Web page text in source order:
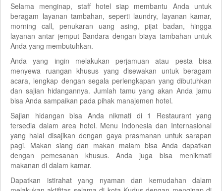
Selama menginap, staff hotel siap membantu Anda untuk
beragam layanan tambahan, seperti laundry, layanan kamar,
morning call, penukaran uang asing, pijat badan, hingga
layanan antar jemput Bandara dengan biaya tambahan untuk
Anda yang membutuhkan.
Anda yang ingin melakukan perjamuan atau pesta bisa
menyewa ruangan khusus yang disewakan untuk beragam
acara, lengkap dengan segala perlengkapan yang dibutuhkan
dan sajian hidangannya. Jumlah tamu yang akan Anda jamu
bisa Anda sampaikan pada pihak manajemen hotel.
Sajian hidangan bisa Anda nikmati di 1 Restaurant yang
tersedia dalam area hotel. Menu Indonesia dan Internasional
yang halal disajikan dengan gaya prasmanan untuk sarapan
pagi. Makan siang dan makan malam bisa Anda dapatkan
dengan pemesanan khusus. Anda juga bisa menikmati
makanan di dalam kamar.
Dapatkan istirahat yang nyaman dan kemudahan dalam